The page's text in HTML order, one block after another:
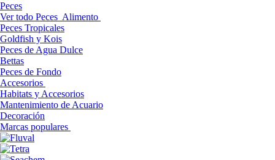
Peces
Ver todo Peces Alimento
Peces Tropicales
Goldfish y Kois
Peces de Agua Dulce
Bettas
Peces de Fondo
Accesorios
Habitats y Accesorios
Mantenimiento de Acuario
Decoración
Marcas populares